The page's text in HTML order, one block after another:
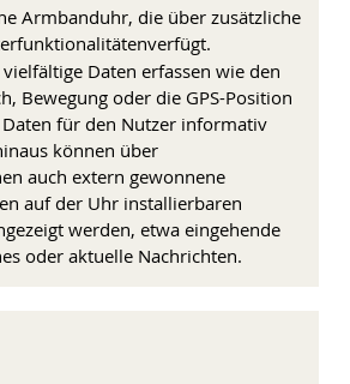
Armbanduhr, die über zusätzliche
verfügt.
Daten erfassen wie den
Bewegung oder die GPS-Position
für den Nutzer informativ
können über
auch extern gewonnene
auf der Uhr installierbaren
werden, etwa eingehende
oder aktuelle Nachrichten.